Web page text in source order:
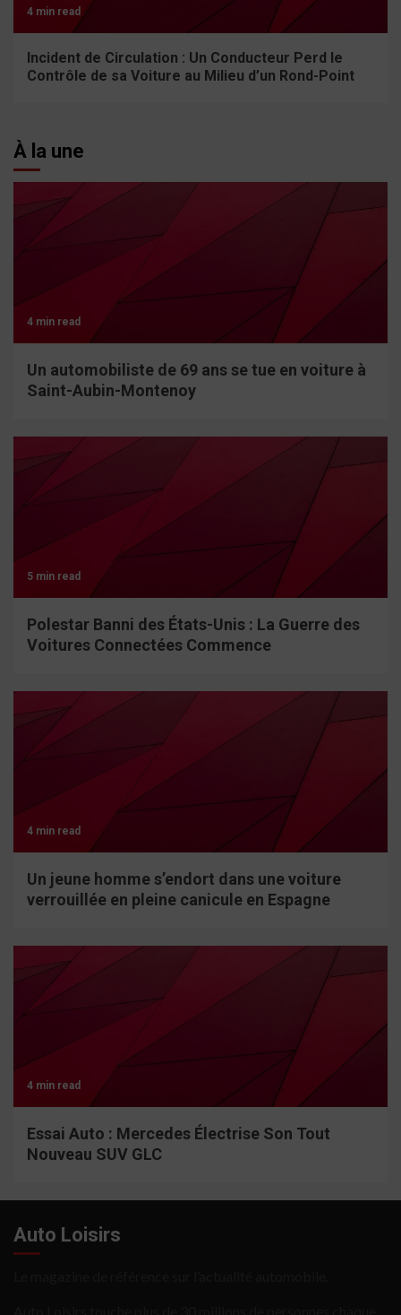
4 min read
Incident de Circulation : Un Conducteur Perd le
Contrôle de sa Voiture au Milieu d’un Rond-Point
À la une
4 min read
Un automobiliste de 69 ans se tue en voiture à
Saint-Aubin-Montenoy
5 min read
Polestar Banni des États-Unis : La Guerre des
Voitures Connectées Commence
4 min read
Un jeune homme s’endort dans une voiture
verrouillée en pleine canicule en Espagne
4 min read
Essai Auto : Mercedes Électrise Son Tout
Nouveau SUV GLC
Auto Loisirs